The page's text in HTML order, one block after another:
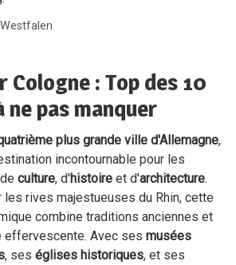
Cologne : Top des 10
ne pas manquer
plus grande ville d'Allemagne,
incontournable pour les
deculture, d'histoire et d'architecture.
les rives majestueuses du Rhin, cette
combine traditions anciennes et
effervescente. Avec sesmusées
, seséglises historiques, et ses